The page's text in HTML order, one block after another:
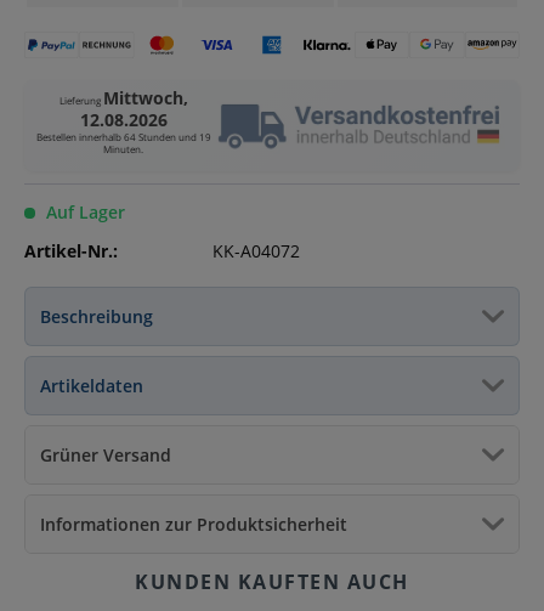
Lieferung Mittwoch,
12.08.2026
Bestellen innerhalb64 Stunden und 19
Minuten.
Auf Lager
Artikel-Nr.:
KK-A04072
Beschreibung
Artikeldaten
Grüner Versand
Informationen zur Produktsicherheit